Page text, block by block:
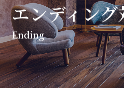
エンディン
Ending